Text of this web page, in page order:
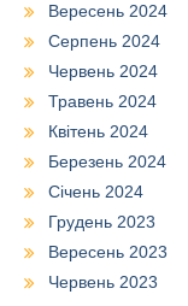
Вересень 2024
Серпень 2024
Червень 2024
Травень 2024
Квітень 2024
Березень 2024
Січень 2024
Грудень 2023
Вересень 2023
Червень 2023